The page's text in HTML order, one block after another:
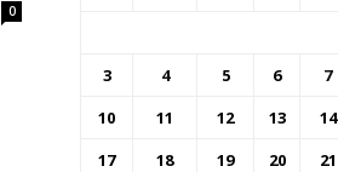
0
3
4 5 6 7
10
11 12 13 14
17
18 19 20 21